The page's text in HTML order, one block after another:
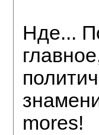
Нде...
mores!